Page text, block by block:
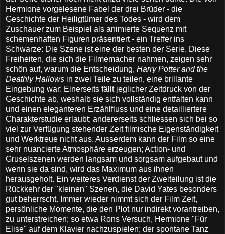
Hermione vorgelesene Fabel der drei Brüder - die
Geschichte der Heiligtümer des Todes - wird dem
Zuschauer zum Beispiel als animierte Sequenz mit
schemenhaften Figuren präsentiert - ein Treffer ins
Schwarze: Die Szene ist eine der besten der Serie. Diese
Freiheiten, die sich die Filmemacher nahmen, zeigen sehr
schön auf, warum die Entscheidung, Harry Potter and the
Deathly Hallows in zwei Teile zu teilen, eine brillante
Eingebung war: Einerseits fällt jeglicher Zeitdruck von der
Geschichte ab, weshalb sie sich vollständig entfalten kann
und einen eleganteren Erzählfluss und eine detailliertere
Charakterstudie erlaubt; andererseits schliessen sich bei so
viel zur Verfügung stehender Zeit filmische Eigenständigkeit
und Werktreue nicht aus. Ausserdem kann der Film so eine
sehr nuancierte Atmosphäre erzeugen; Action- und
Gruselszenen werden langsam und sorgsam aufgebaut und
wenn sie da sind, wird das Maximum aus ihnen
herausgeholt. Ein weiteres Verdienst der Zweiteilung ist die
Rückkehr der "kleinen" Szenen, die David Yates besonders
gut beherrscht. Immer wieder nimmt sich der Film Zeit,
persönliche Momente, die den Plot nur indirekt vorantreiben,
zu unterstreichen; so etwa Rons Versuch, Hermione "Für
Elise" auf dem Klavier nachzuspielen; der spontane Tanz